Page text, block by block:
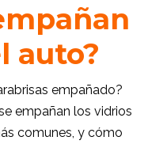
auto?
empañado?
empañan los vidrios
comunes, y cómo